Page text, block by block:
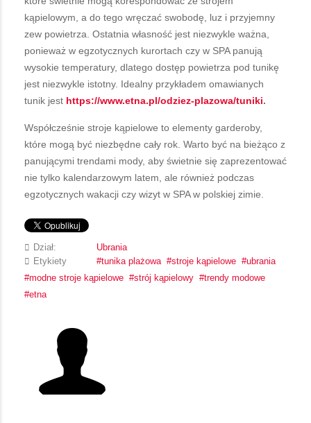
kąpielowym, a do tego wręczać swobodę, luz i przyjemny
zew powietrza. Ostatnia własność jest niezwykle ważna,
ponieważ w egzotycznych kurortach czy w SPA panują
wysokie temperatury, dlatego dostęp powietrza pod tunikę
jest niezwykle istotny. Idealny przykładem omawianych
tunik jest https://www.etna.pl/odziez-plazowa/tuniki.
Współcześnie stroje kąpielowe to elementy garderoby,
które mogą być niezbędne cały rok. Warto być na bieżąco z
panującymi trendami mody, aby świetnie się zaprezentować
nie tylko kalendarzowym latem, ale również podczas
egzotycznych wakacji czy wizyt w SPA w polskiej zimie.
Dział:
Ubrania
Etykiety
tunika plażowa stroje kąpielowe
ubrania
modne stroje kąpielowe
strój kąpielowy
trendy modowe
etna